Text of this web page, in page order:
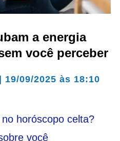
a energia
você perceber
| 19/09/2025 às 18:10